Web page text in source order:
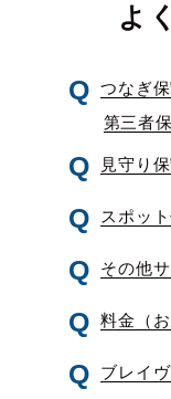
よ
つなぎ
第三者
見守り
スポッ
その他
料金（
ブレイ